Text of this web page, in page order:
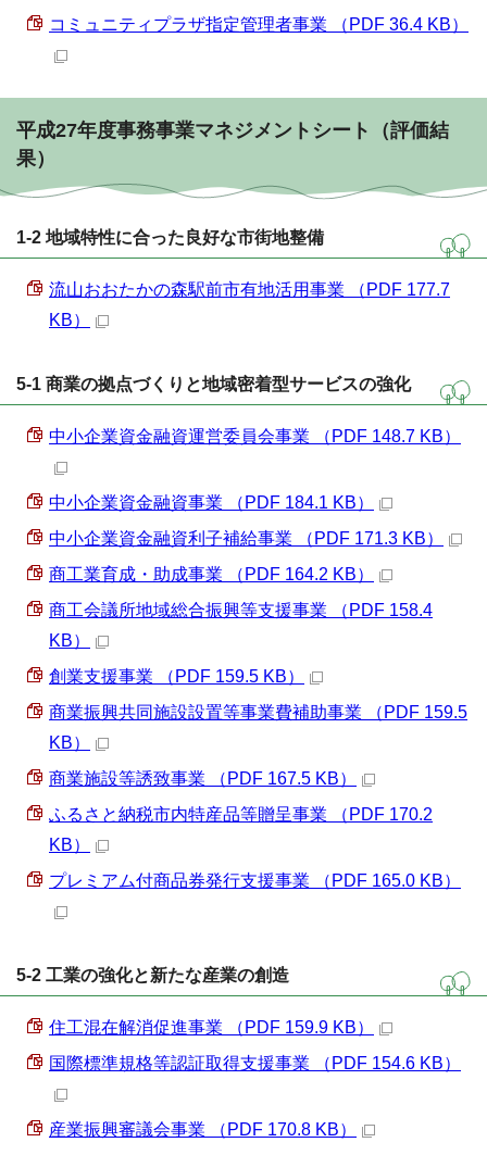
コミュニティプラザ指定管理者事業 （PDF 36.4 KB）
平成27年度事務事業マネジメントシート（評価結
果）
1-2 地域特性に合った良好な市街地整備
流山おおたかの森駅前市有地活用事業 （PDF 177.7
KB）
5-1 商業の拠点づくりと地域密着型サービスの強化
中小企業資金融資運営委員会事業 （PDF 148.7 KB）
中小企業資金融資事業 （PDF 184.1 KB）
中小企業資金融資利子補給事業 （PDF 171.3 KB）
商工業育成・助成事業 （PDF 164.2 KB）
商工会議所地域総合振興等支援事業 （PDF 158.4
KB）
創業支援事業 （PDF 159.5 KB）
商業振興共同施設設置等事業費補助事業 （PDF 159.5
KB）
商業施設等誘致事業 （PDF 167.5 KB）
ふるさと納税市内特産品等贈呈事業 （PDF 170.2
KB）
プレミアム付商品券発行支援事業 （PDF 165.0 KB）
5-2 工業の強化と新たな産業の創造
住工混在解消促進事業 （PDF 159.9 KB）
国際標準規格等認証取得支援事業 （PDF 154.6 KB）
産業振興審議会事業 （PDF 170.8 KB）